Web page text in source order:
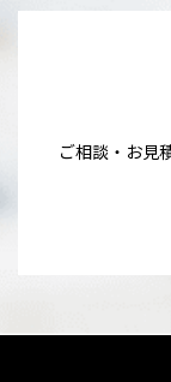
ご相談・お見